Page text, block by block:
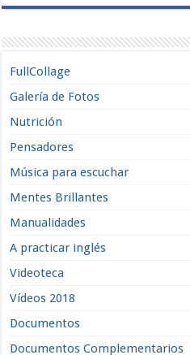
FullCollage
Galería de Fotos
Nutrición
Pensadores
Música para escuchar
Mentes Brillantes
Manualidades
A practicar inglés
Videoteca
Vídeos 2018
Documentos
Documentos Complementarios